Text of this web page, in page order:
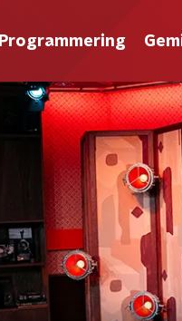
Programmering